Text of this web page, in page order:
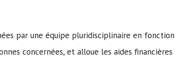
par une équipe pluridisciplinaire en fonction
concernées, et alloue les aides financières